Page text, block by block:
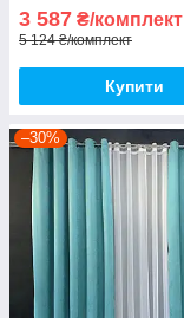
3 587 ₴/комплект
5 124 ₴/комплект
Купити
–30%